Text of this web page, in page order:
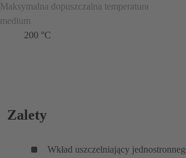
Maksymalna dopuszczalna temperatura
medium
200 °C
Zalety
Wkład uszczelniający